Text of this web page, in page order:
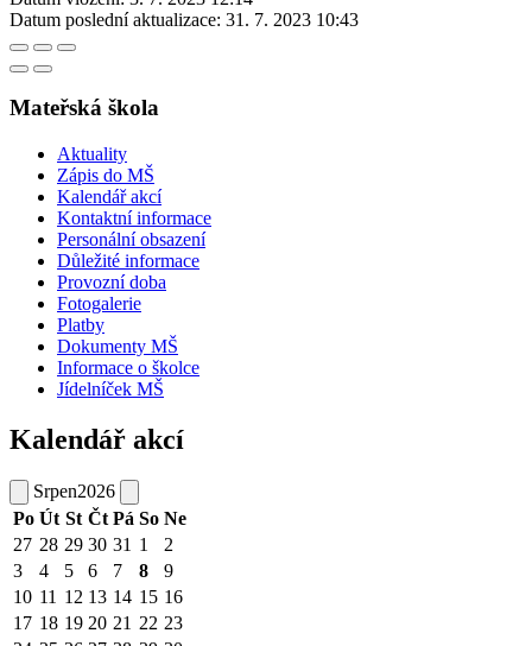
Datum poslední aktualizace: 31. 7. 2023 10:43
Mateřská škola
Aktuality
Zápis do MŠ
Kalendář akcí
Kontaktní informace
Personální obsazení
Důležité informace
Provozní doba
Fotogalerie
Platby
Dokumenty MŠ
Informace o školce
Jídelníček MŠ
Kalendář akcí
Srpen2026
Po Út St Čt Pá So Ne
27 28 29 30 31 1
2
3
4 5 6 7 8
9
10 11 12 13 14 15 16
17 18 19 20 21 22 23